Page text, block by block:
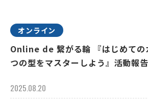
オンライン
Online de 繋がる輪 『はじめての
つの型をマスターしよう』活動報告
2025.08.20